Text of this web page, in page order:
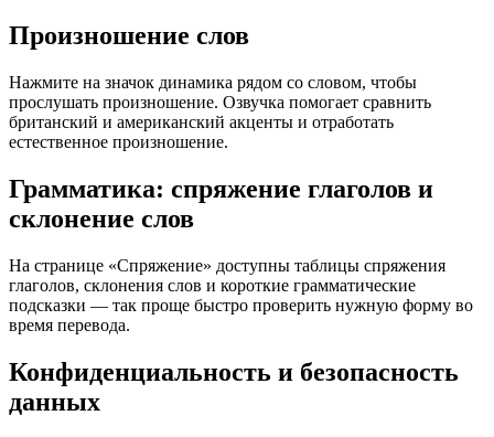
Произношение слов
Нажмите на значок динамика рядом со словом, чтобы
прослушать произношение. Озвучка помогает сравнить
британский и американский акценты и отработать
естественное произношение.
Грамматика: спряжение глаголов и
склонение слов
На странице «Спряжение» доступны таблицы спряжения
глаголов, склонения слов и короткие грамматические
подсказки — так проще быстро проверить нужную форму во
время перевода.
Конфиденциальность и безопасность
данных